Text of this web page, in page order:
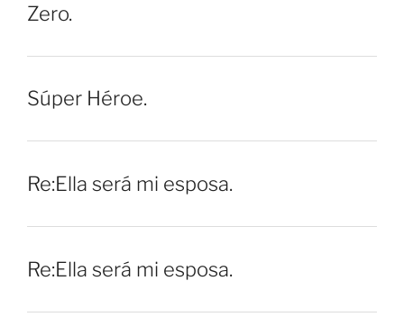
Zero.
Súper Héroe.
Re:Ella será mi esposa.
Re:Ella será mi esposa.